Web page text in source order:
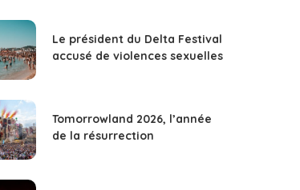
Le président du Delta Festival
accusé de violences sexuelles
Tomorrowland 2026, l’année
de la résurrection